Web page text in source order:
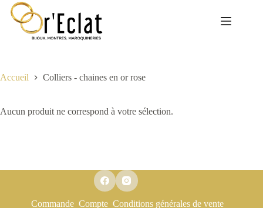
Passer
contenu
Accueil Colliers - chaines en or rose
Aucun produit ne correspond à votre sélection.
Commande Compte Conditions générales de vente